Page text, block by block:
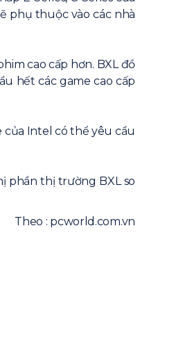
phụ thuộc vào các nhà
cao cấp hơn. BXL đồ
hết các game cao cấp
của Intel có thể yêu cầu
phần thị trường BXL so
Theo : pcworld.com.vn